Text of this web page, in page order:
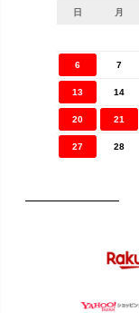
日 月
6 7
13 14
20 21
27 28